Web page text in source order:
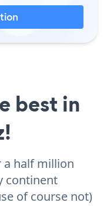
best in
a half million
continent
of course not)